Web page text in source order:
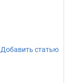
Добавить статью